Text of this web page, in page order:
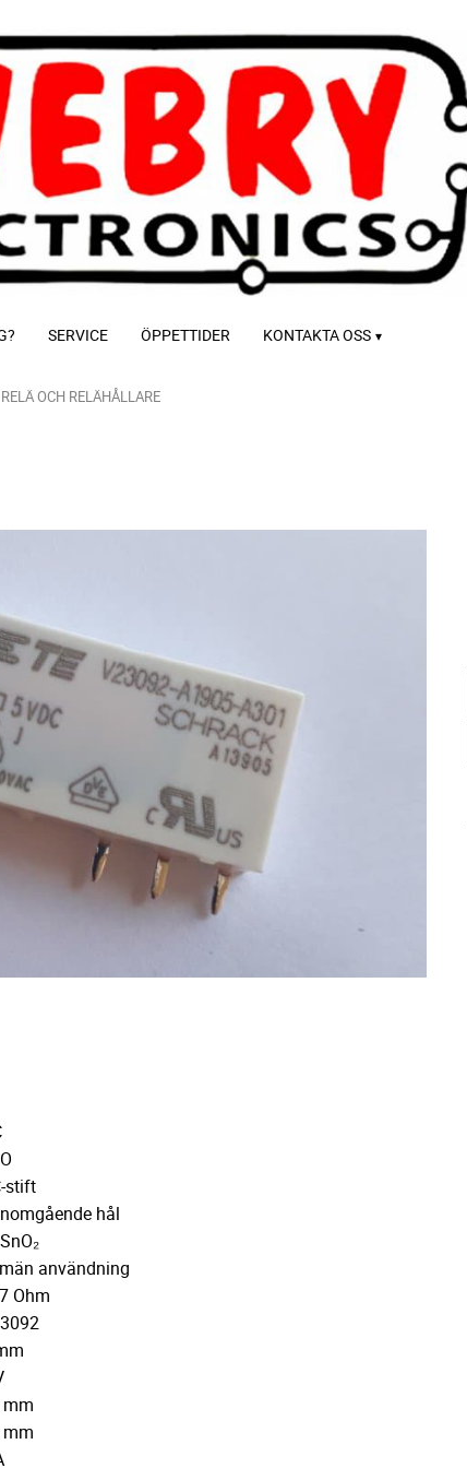
SERVICE ÖPPETTIDER KONTAKTA OSS
RELÄ OCH RELÄHÅLLARE
stift
hål
användning
Ohm
mm
mm